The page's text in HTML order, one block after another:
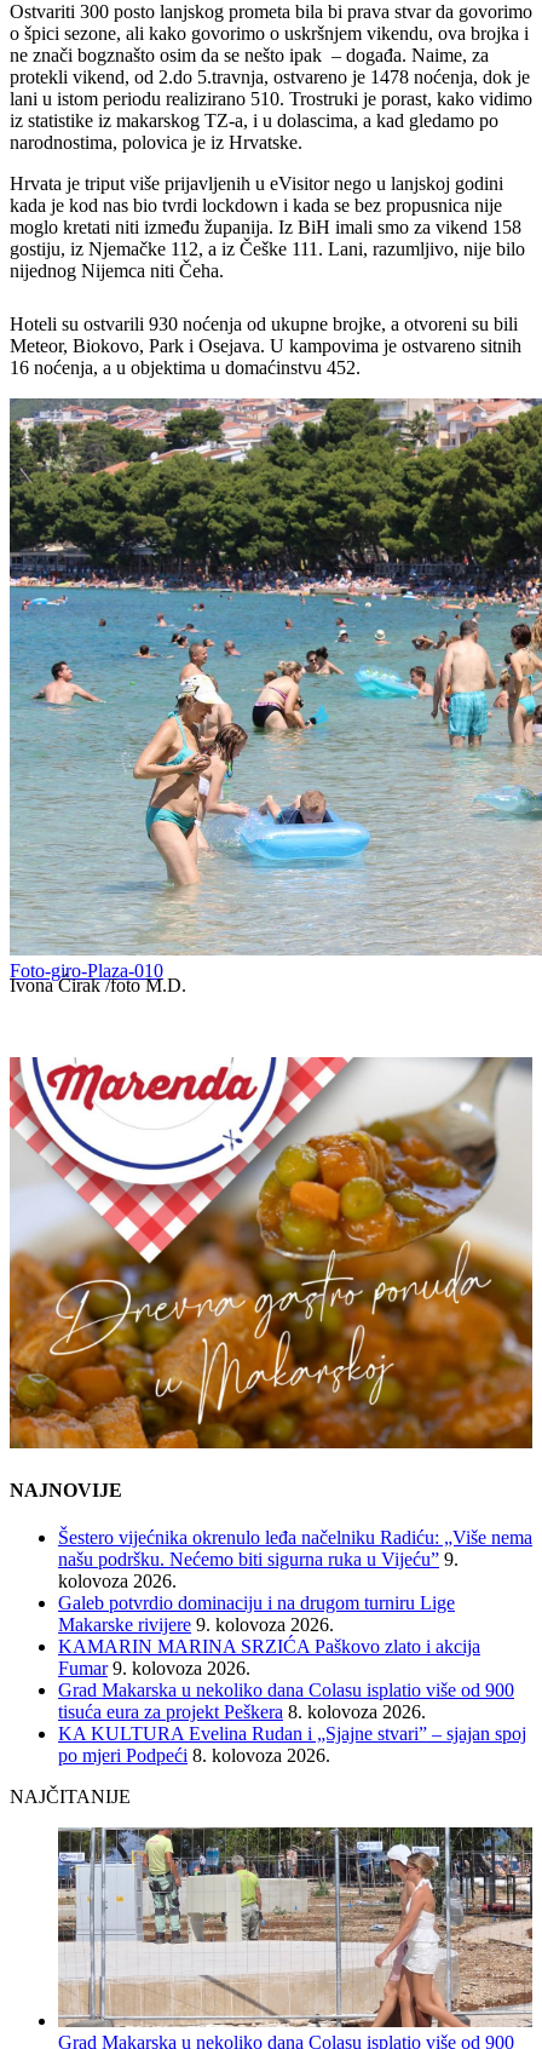
Ostvariti 300 posto lanjskog prometa bila bi prava stvar da govorimo
o špici sezone, ali kako govorimo o uskršnjem vikendu, ova brojka i
ne znači bogznašto osim da se nešto ipak – događa. Naime, za
protekli vikend, od 2.do 5.travnja, ostvareno je 1478 noćenja, dok je
lani u istom periodu realizirano 510. Trostruki je porast, kako vidimo
iz statistike iz makarskog TZ-a, i u dolascima, a kad gledamo po
narodnostima, polovica je iz Hrvatske.
Hrvata je triput više prijavljenih u eVisitor nego u lanjskoj godini
kada je kod nas bio tvrdi lockdown i kada se bez propusnica nije
moglo kretati niti između županija. Iz BiH imali smo za vikend 158
gostiju, iz Njemačke 112, a iz Češke 111. Lani, razumljivo, nije bilo
nijednog Nijemca niti Čeha.
Hoteli su ostvarili 930 noćenja od ukupne brojke, a otvoreni su bili
Meteor, Biokovo, Park i Osejava. U kampovima je ostvareno sitnih
16 noćenja, a u objektima u domaćinstvu 452.
Foto-giro-Plaza-010
Ivona Ćirak /foto M.D.
NAJNOVIJE
Šestero vijećnika okrenulo leđa načelniku Radiću: „Više nema
našu podršku. Nećemo biti sigurna ruka u Vijeću” 9.
kolovoza 2026.
Galeb potvrdio dominaciju i na drugom turniru Lige
Makarske rivijere 9. kolovoza 2026.
KAMARIN MARINA SRZIĆA Paškovo zlato i akcija
Fumar 9. kolovoza 2026.
Grad Makarska u nekoliko dana Colasu isplatio više od 900
tisuća eura za projekt Peškera 8. kolovoza 2026.
KA KULTURA Evelina Rudan i „Sjajne stvari” – sjajan spoj
po mjeri Podpeći 8. kolovoza 2026.
NAJČITANIJE
Grad Makarska u nekoliko dana Colasu isplatio više od 900